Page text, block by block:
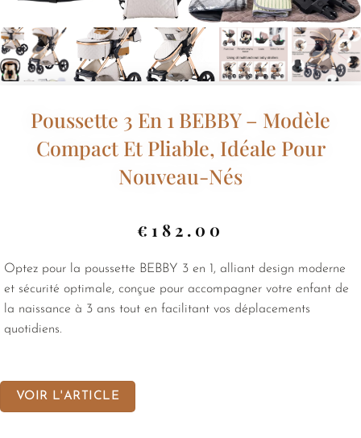
Poussette 3 En 1 BEBBY – Modèle
Compact Et Pliable, Idéale Pour
Nouveau-Nés
€ 182.00
Optez pour la poussette BEBBY 3 en 1, alliant design moderne
et sécurité optimale, conçue pour accompagner votre enfant de
la naissance à 3 ans tout en facilitant vos déplacements
quotidiens.
VOIR L'ARTICLE